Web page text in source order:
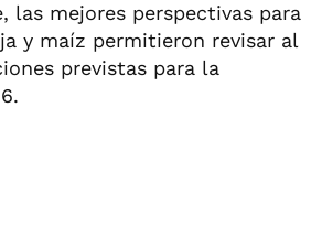
las mejores perspectivas para
y maíz permitieron revisar al
previstas para la